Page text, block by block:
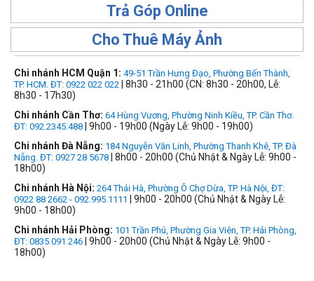
Trả Góp Online
Cho Thuê Máy Ảnh
Chi nhánh HCM Quận 1: 49-51 Trần Hưng Đạo, Phường Bến Thành,
TP. HCM. ĐT: 0922 022 022 | 8h30 - 21h00 (CN: 8h30 - 20h00, Lễ:
8h30 - 17h30)
Chi nhánh Cần Thơ: 64 Hùng Vương, Phường Ninh Kiều, TP. Cần Thơ.
ĐT: 092.2345.488 | 9h00 - 19h00 (Ngày Lễ: 9h00 - 19h00)
Chi nhánh Đà Nẵng: 184 Nguyễn Văn Linh, Phường Thanh Khê, TP. Đà
Nẵng. ĐT: 0927 28 5678 | 8h00 - 20h00 (Chủ Nhật & Ngày Lễ: 9h00 -
18h00)
Chi nhánh Hà Nội: 264 Thái Hà, Phường Ô Chợ Dừa, TP. Hà Nội, ĐT:
0922 88 2662 - 092.995.1111
| 9h00 - 20h00 (Chủ Nhật & Ngày Lễ:
9h00 - 18h00)
Chi nhánh Hải Phòng: 101 Trần Phú, Phường Gia Viên, TP. Hải Phòng,
ĐT: 0835 091 246 | 9h00 - 20h00 (Chủ Nhật & Ngày Lễ: 9h00 -
18h00)